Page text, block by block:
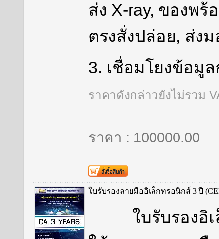
ส่ง X-ray, ของพร้
ตรงสั่งปล่อย, ส่ง
3. เชื่อมโยงข้อมู
ราคาดังกล่าวยังไม่รวม
ราคา : 100000.00
ใบรับรองลายมืออิเล็กทรอนิกส์ 3 ปี
ใบรับรองอิเล็